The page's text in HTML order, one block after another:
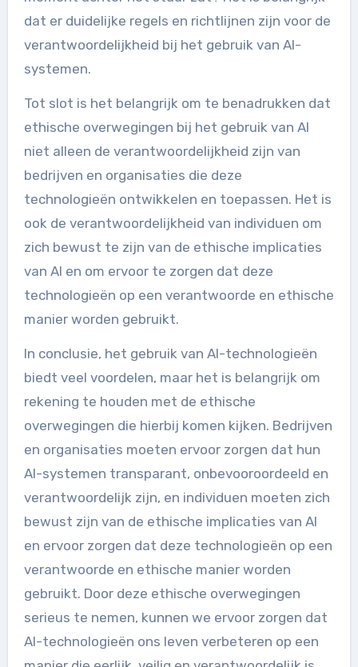
dat er duidelijke regels en richtlijnen zijn voor de
verantwoordelijkheid bij het gebruik van AI-
systemen.
Tot slot is het belangrijk om te benadrukken dat
ethische overwegingen bij het gebruik van AI
niet alleen de verantwoordelijkheid zijn van
bedrijven en organisaties die deze
technologieën ontwikkelen en toepassen. Het is
ook de verantwoordelijkheid van individuen om
zich bewust te zijn van de ethische implicaties
van AI en om ervoor te zorgen dat deze
technologieën op een verantwoorde en ethische
manier worden gebruikt.
In conclusie, het gebruik van AI-technologieën
biedt veel voordelen, maar het is belangrijk om
rekening te houden met de ethische
overwegingen die hierbij komen kijken. Bedrijven
en organisaties moeten ervoor zorgen dat hun
AI-systemen transparant, onbevooroordeeld en
verantwoordelijk zijn, en individuen moeten zich
bewust zijn van de ethische implicaties van AI
en ervoor zorgen dat deze technologieën op een
verantwoorde en ethische manier worden
gebruikt. Door deze ethische overwegingen
serieus te nemen, kunnen we ervoor zorgen dat
AI-technologieën ons leven verbeteren op een